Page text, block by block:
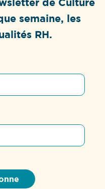
de Culture
semaine, les
RH.